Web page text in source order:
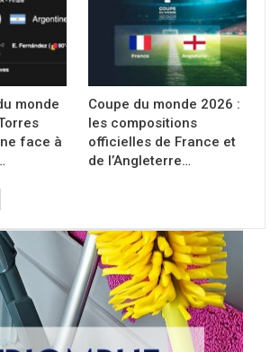
monde
face à
Coupe du monde 2026 :
les compositions
officielles de France et
de l’Angleterre…